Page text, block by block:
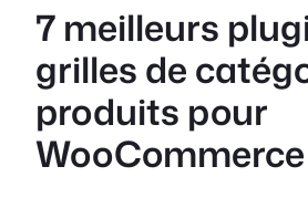
7 meilleurs
grilles de
produits pour
WooCommerce